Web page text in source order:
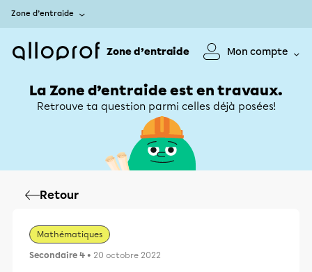
Zone d’entraide
Zone d’entraide Mon compte
La Zone d’entraide est en travaux.
Retrouve ta question parmi celles déjà posées!
Retour
Mathématiques
Secondaire 4 • 20 octobre 2022